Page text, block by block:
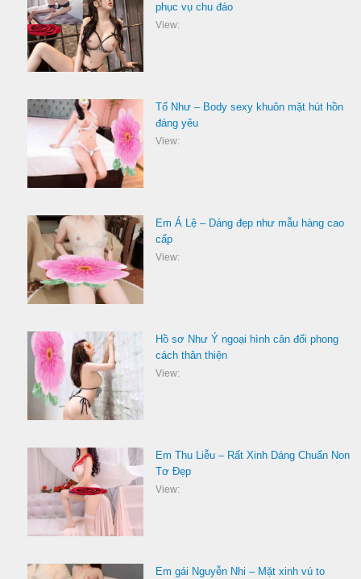
phục vụ chu đáo
View:
Tố Như – Body sexy khuôn mặt hút hồn
đáng yêu
View:
Em Á Lệ – Dáng đẹp như mẫu hàng cao
cấp
View:
Hồ sơ Như Ý ngoại hình cân đối phong
cách thân thiện
View:
Em Thu Liễu – Rất Xinh Dáng Chuẩn Non
Tơ Đẹp
View:
Em gái Nguyễn Nhi – Mặt xinh vú to